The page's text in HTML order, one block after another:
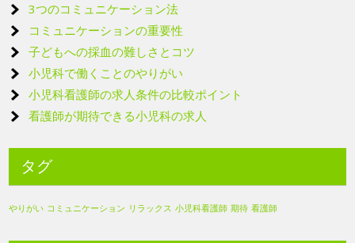
3つのコミュニケーション法
コミュニケーションの重要性
子どもへの採血の難しさとコツ
小児科で働くことのやりがい
小児科看護師の求人条件の比較ポイント
看護師が期待できる小児科の求人
タグ
やりがい コミュニケーション リラックス 小児科看護師 期待 看護師